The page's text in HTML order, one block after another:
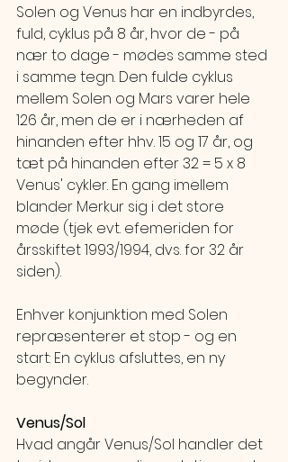
Solen og Venus har en indbyrdes,
fuld, cyklus på 8 år, hvor de - på
nær to dage - mødes samme sted
i samme tegn. Den fulde cyklus
mellem Solen og Mars varer hele
126 år, men de er i nærheden af
hinanden efter hhv. 15 og 17 år, og
tæt på hinanden efter 32 = 5 x 8
Venus' cykler. En gang imellem
blander Merkur sig i det store
møde (tjek evt. efemeriden for
årsskiftet 1993/1994, dvs. for 32 år
siden).
Enhver konjunktion med Solen
repræsenterer et stop - og en
start: En cyklus afsluttes, en ny
begynder.
Venus/Sol
Hvad angår Venus/Sol handler det